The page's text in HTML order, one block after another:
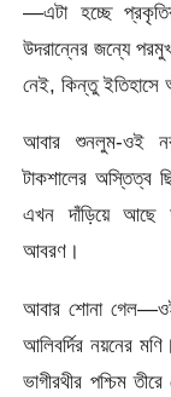
—এটা হচ্ছে
উদরান্নের জন্যে
নেই, কিন্তু ইতিহাসে
আবার শুনলুম-ওই
টাকশালের অস্তিত্ব
এখন দাঁড়িয়ে আছে
আবরণ।
আবার শোনা গেল—ওই
আলিবর্দির নয়নের
ভাগীরথীর পশ্চিম